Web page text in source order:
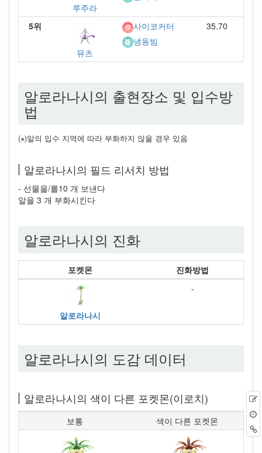
루주라
5위
뮤츠
사이코커터
냉동빔
35.70
알로라나시의 출현장소 및 입수방
법
(※)알의 입수 지역에 따라 부화하지 않을 경우 있음
알로라나시의 필드 리서치 방법
- 선물을/를10 개 보낸다
알을 3 개 부화시킨다
알로라나시의 진화
포켓몬 진화방법
알로라나시
-
알로라나시의 도감 데이터
알로라나시의 색이 다른 포켓몬(이로치)
보통 색이 다른 포켓몬